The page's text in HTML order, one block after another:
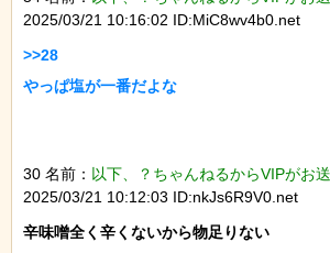
2025/03/21 10:16:02 ID:MiC8wv4b0.net
>>28
やっぱ塩が一番だよな
30 名前： 以下、？ちゃんねるからVIPがお
2025/03/21 10:12:03 ID:nkJs6R9V0.net
辛味噌全く辛くないから物足りない